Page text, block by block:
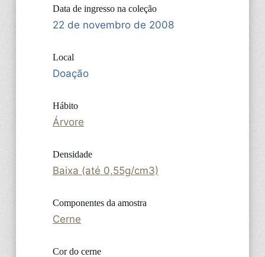
Data de ingresso na coleção
22 de novembro de 2008
Local
Doação
Hábito
Árvore
Densidade
Baixa (até 0,55g/cm3)
Componentes da amostra
Cerne
Cor do cerne